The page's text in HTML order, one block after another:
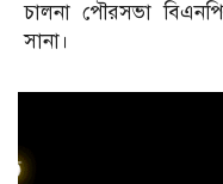
চালনা পৌরসভা
সানা।